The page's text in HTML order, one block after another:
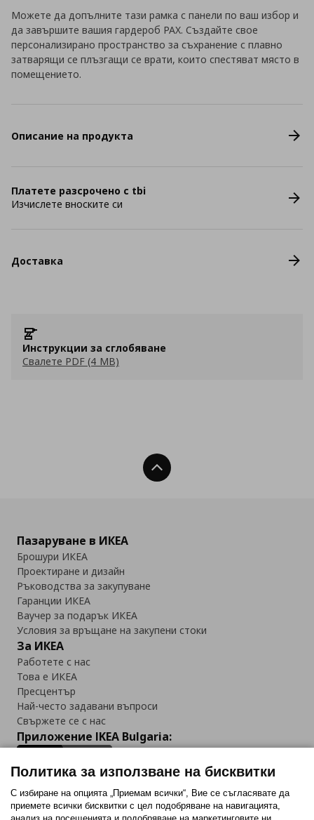
Можете да допълните тази рамка с панели по ваш избор и
да завършите вашия гардероб PAX. Създайте свое
персонализирано пространство за съхранение с плавно
затварящи се плъзгащи се врати, които спестяват място в
помещението.
Описание на продукта
Платете разсрочено с tbi
Изчислете вноските си
Доставка
Инструкции за сглобяване
Свалете PDF (4 MB)
Нагоре
Пазаруване в ИКЕА
Брошури ИКЕА
Проектиране и дизайн
Ръководства за закупуване
Гаранции ИКЕА
Ваучер за подарък ИКЕА
Условия за връщане на закупени стоки
За ИКЕА
Работете с нас
Това е ИКЕА
Пресцентър
Най-често задавани въпроси
Свържете се с нас
Приложение IKEA Bulgaria:
Последвайте ни:
Политика за използване на бисквитки
С избиране на опцията „Приемам всички“, Вие се съгласявате да
приемете всички бисквитки с цел подобряване на навигацията,